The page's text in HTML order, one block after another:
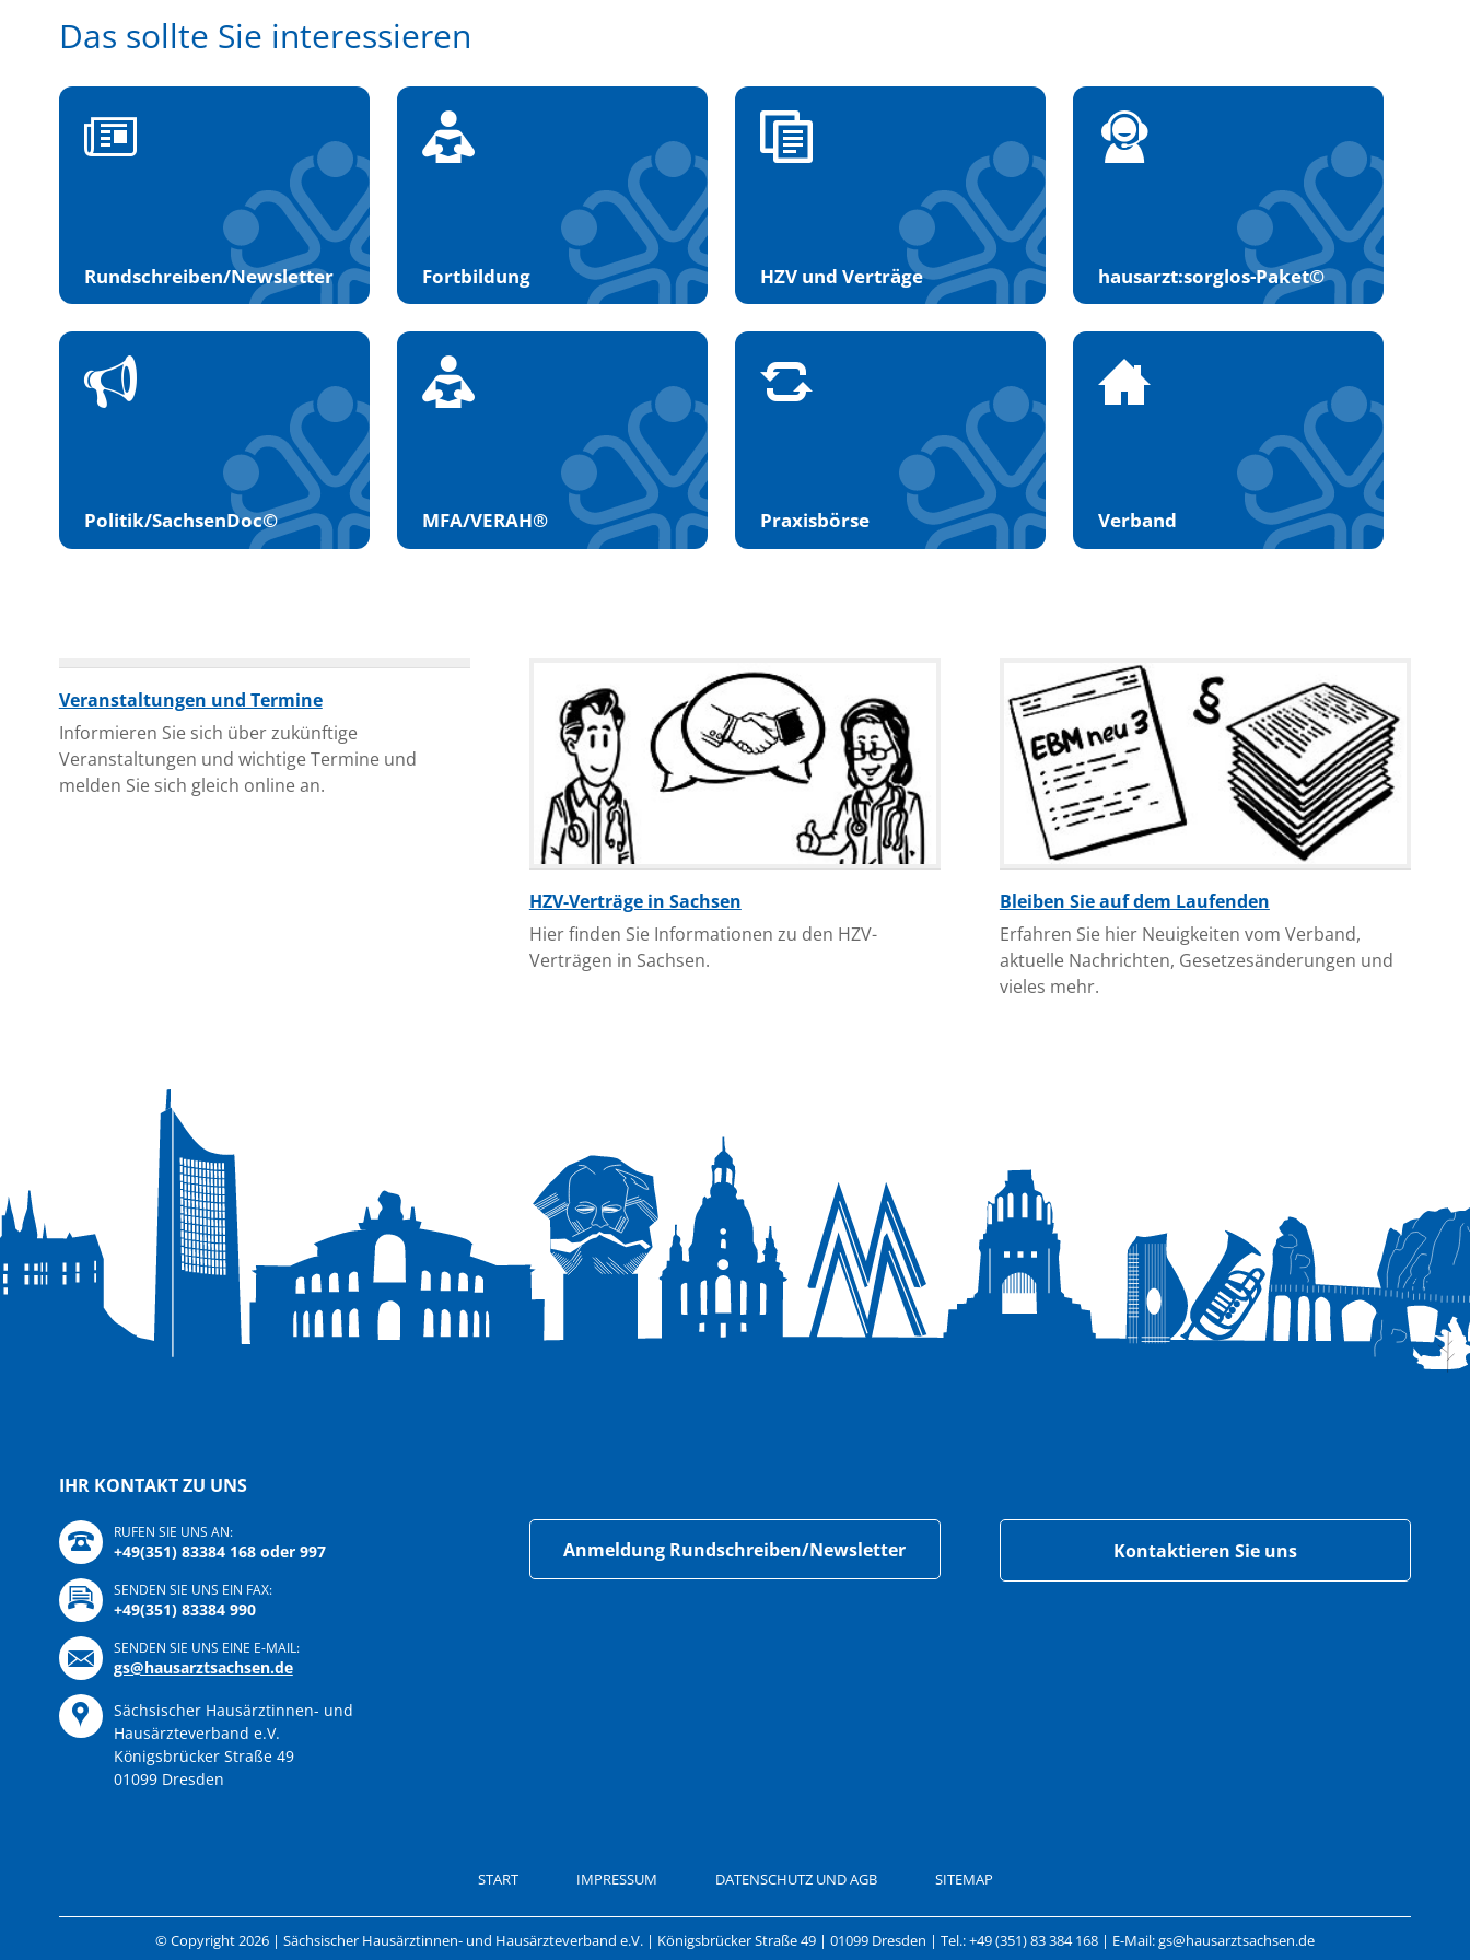
Das sollte Sie interessieren
Rundschreiben/Newsletter Fortbildung HZV und Verträge hausarzt:sorglos-Paket©
Politik/SachsenDoc© MFA/VERAH® Praxisbörse Verband
Veranstaltungen und Termine
Informieren Sie sich über zukünftige
Veranstaltungen und wichtige Termine und
melden Sie sich gleich online an.
HZV-Verträge in Sachsen
Hier finden Sie Informationen zu den HZV-
Verträgen in Sachsen.
Bleiben Sie auf dem Laufenden
Erfahren Sie hier Neuigkeiten vom Verband,
aktuelle Nachrichten, Gesetzesänderungen und
vieles mehr.
IHR KONTAKT ZU UNS
RUFEN SIE UNS AN:
+49(351) 83384 168 oder 997
SENDEN SIE UNS EIN FAX:
+49(351) 83384 990
SENDEN SIE UNS EINE E-MAIL:
gs@hausarztsachsen.de
Sächsischer Hausärztinnen- und
Hausärzteverband e.V.
Königsbrücker Straße 49
01099 Dresden
Anmeldung Rundschreiben/Newsletter Kontaktieren Sie uns
START IMPRESSUM DATENSCHUTZ UND AGB SITEMAP
© Copyright 2026 | Sächsischer Hausärztinnen- und Hausärzteverband e.V. | Königsbrücker Straße 49 | 01099 Dresden | Tel.: +49 (351) 83 384 168 | E-Mail: gs@hausarztsachsen.de